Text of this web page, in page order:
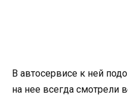
В автосервисе к ней
на нее всегда смотрели